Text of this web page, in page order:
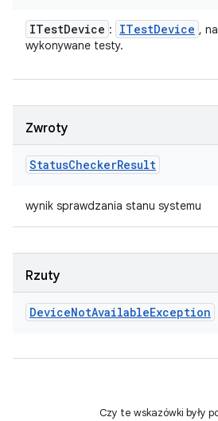
ITestDevice : ITestDevice ,
wykonywane testy.
Zwroty
StatusCheckerResult
wynik sprawdzania stanu systemu
Rzuty
DeviceNotAvailableException
Czy te wskazówki były